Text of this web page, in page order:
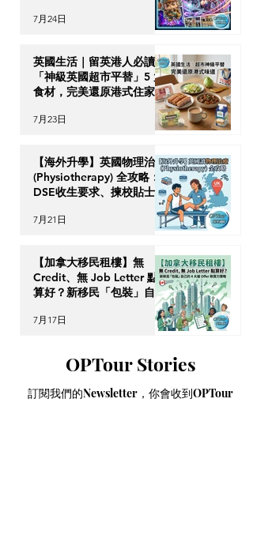
7月24日
英國生活｜留英港人必讀！
「神級英國超市平替」5 大
食材，完美還原港式住家飯
7月23日
【海外升學】英國物理治療
(Physiotherapy) 全攻略：
DSE收生要求、揀校貼士及
7月21日
【加拿大移民租樓】無
Credit、無 Job Letter 點
算好？新移民「包裝」自己
的 4 大搶 Offer 軟實力策
略
7月17日
OPTour Stories
訂閱我們的Newsletter，你會收到OPTour